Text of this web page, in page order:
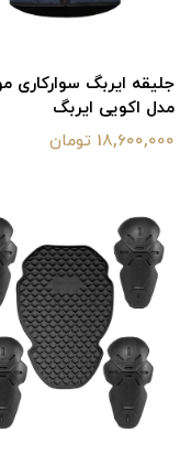
جلیقه ایربگ سوارکاری
مدل اکویی ایربگ
18,600,000 تومان